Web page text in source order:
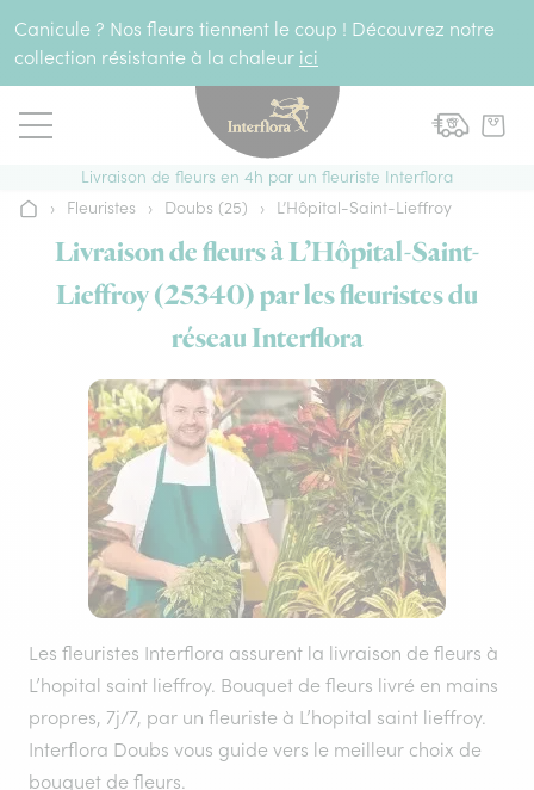
Canicule ? Nos fleurs tiennent le coup ! Découvrez notre
collection résistante à la chaleur ici
Livraison de fleurs en 4h par un fleuriste Interflora
Accueil
› Fleuristes › Doubs (25) › L’Hôpital-Saint-Lieffroy
Livraison de fleurs à L’Hôpital-Saint-
Lieffroy (25340) par les fleuristes du
réseau Interflora
Les fleuristes Interflora assurent la livraison de fleurs à
L’hopital saint lieffroy. Bouquet de fleurs livré en mains
propres, 7j/7, par un fleuriste à L’hopital saint lieffroy.
Interflora Doubs vous guide vers le meilleur choix de
bouquet de fleurs.